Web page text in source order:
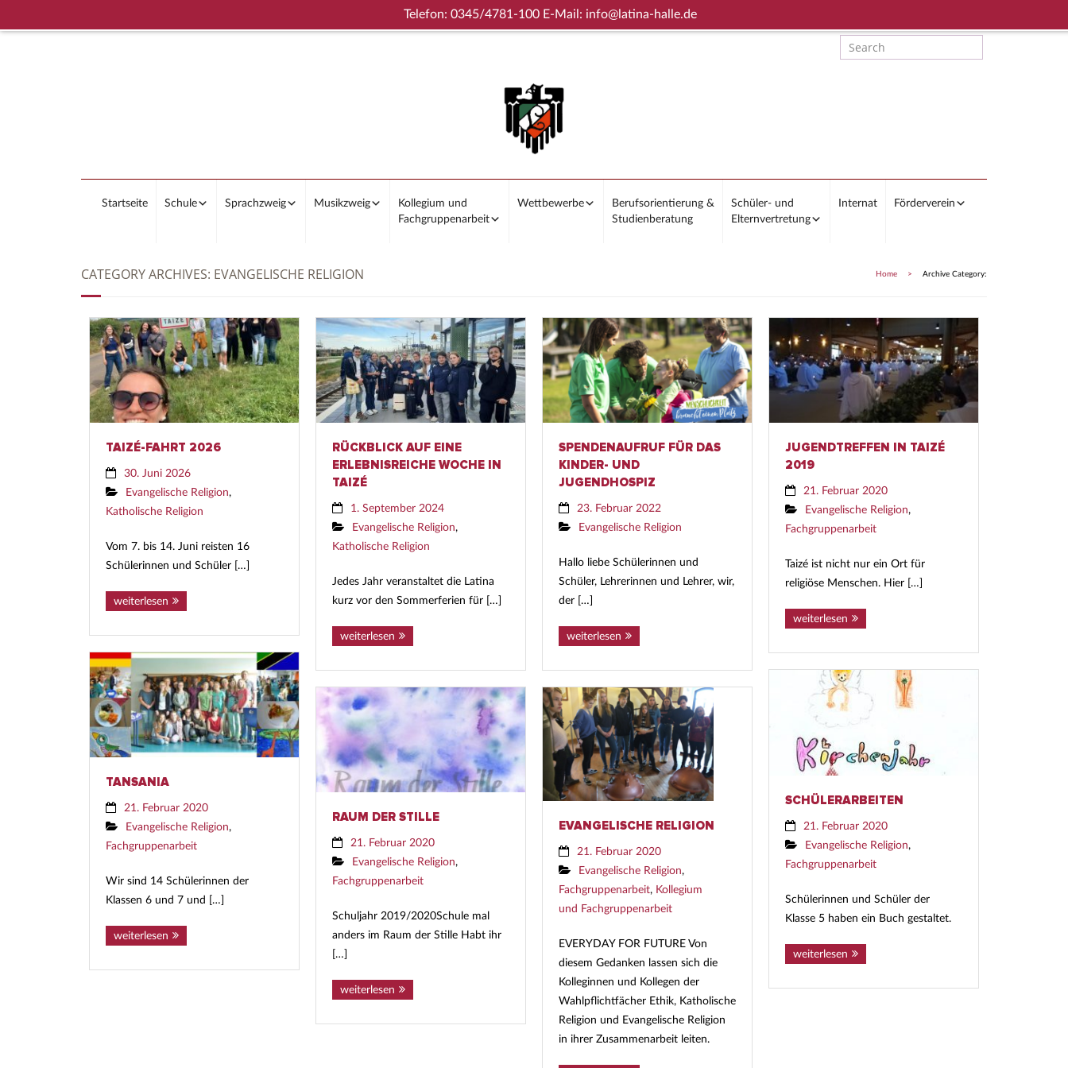
Telefon: 0345/4781-100 E-Mail: info@latina-halle.de
Startseite Schule Sprachzweig Musikzweig
Kollegium und
Fachgruppenarbeit
Wettbewerbe
Berufsorientierung &
Studienberatung
Schüler- und
Elternvertretung
Internat Förderverein
CATEGORY ARCHIVES: EVANGELISCHE RELIGION Home > Archive Category:
TAIZÉ-FAHRT 2026
30. Juni 2026
Evangelische Religion,
Katholische Religion
Vom 7. bis 14. Juni reisten 16
Schülerinnen und Schüler […]
weiterlesen
RÜCKBLICK AUF EINE
ERLEBNISREICHE WOCHE IN
TAIZÉ
1. September 2024
Evangelische Religion,
Katholische Religion
Jedes Jahr veranstaltet die Latina
kurz vor den Sommerferien für […]
weiterlesen
SPENDENAUFRUF FÜR DAS
KINDER- UND
JUGENDHOSPIZ
23. Februar 2022
Evangelische Religion
Hallo liebe Schülerinnen und
Schüler, Lehrerinnen und Lehrer, wir,
der […]
weiterlesen
JUGENDTREFFEN IN TAIZÉ
2019
21. Februar 2020
Evangelische Religion,
Fachgruppenarbeit
Taizé ist nicht nur ein Ort für
religiöse Menschen. Hier […]
weiterlesen
TANSANIA
21. Februar 2020
Evangelische Religion,
Fachgruppenarbeit
Wir sind 14 Schülerinnen der
Klassen 6 und 7 und […]
weiterlesen
SCHÜLERARBEITEN
21. Februar 2020
Evangelische Religion,
Fachgruppenarbeit
Schülerinnen und Schüler der
Klasse 5 haben ein Buch gestaltet.
weiterlesen
RAUM DER STILLE
21. Februar 2020
Evangelische Religion,
Fachgruppenarbeit
Schuljahr 2019/2020Schule mal
anders im Raum der Stille Habt ihr
[…]
weiterlesen
EVANGELISCHE RELIGION
21. Februar 2020
Evangelische Religion,
Fachgruppenarbeit, Kollegium
und Fachgruppenarbeit
EVERYDAY FOR FUTURE Von
diesem Gedanken lassen sich die
Kolleginnen und Kollegen der
Wahlpflichtfächer Ethik, Katholische
Religion und Evangelische Religion
in ihrer Zusammenarbeit leiten.